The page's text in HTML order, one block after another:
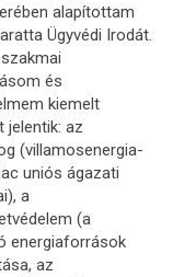
alapítottam
Ügyvédi Irodát.
és
kiemelt
jelentik: az
(villamosenergia-
uniós ágazati
a
(a
energiaforrások
az